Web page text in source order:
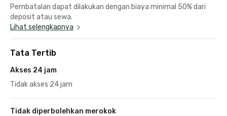
Pembatalan dapat dilakukan dengan biaya minimal 50% dari
deposit atau sewa.
Lihat selengkapnya
Tata Tertib
Akses 24 jam
Tidak akses 24 jam
Tidak diperbolehkan merokok